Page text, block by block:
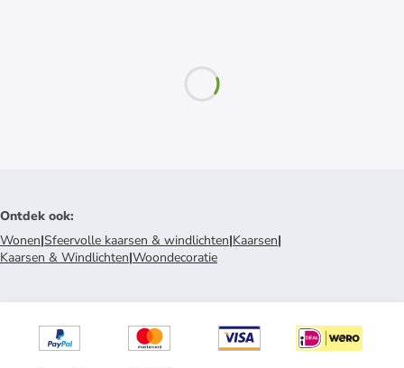
Ontdek ook:
Wonen|Sfeervolle kaarsen & windlichten|Kaarsen|
Kaarsen & Windlichten|Woondecoratie